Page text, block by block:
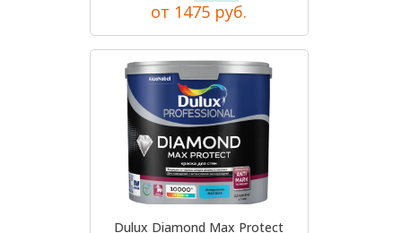
от 1475 руб.
Dulux Diamond Max Protect